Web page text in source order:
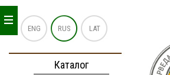
ENG RUS LAT
Каталог
_
_
_